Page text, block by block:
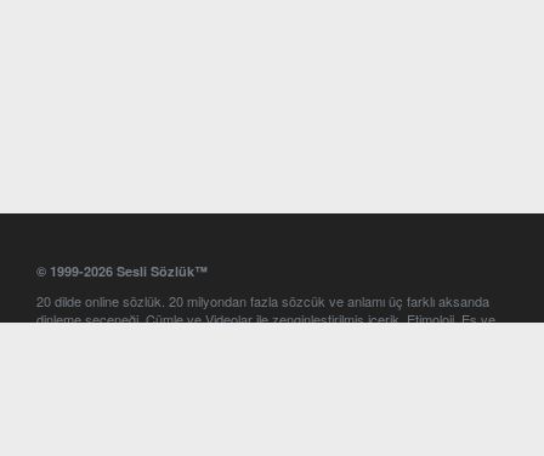
© 1999-2026 Sesli Sözlük™
20 dilde online sözlük. 20 milyondan fazla sözcük ve anlamı üç farklı aksanda
dinleme seçeneği. Cümle ve Videolar ile zenginleştirilmiş içerik. Etimoloji, Eş ve